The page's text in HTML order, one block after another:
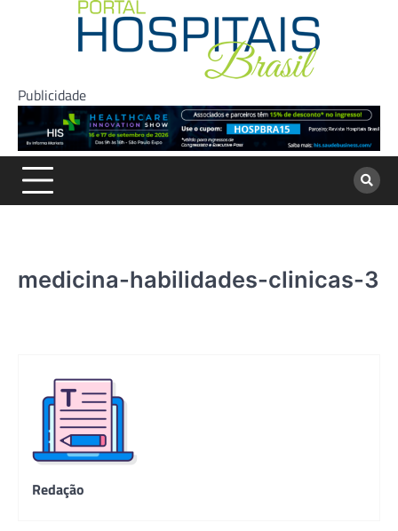
Publicidade
medicina-habilidades-clinicas-3
Redação